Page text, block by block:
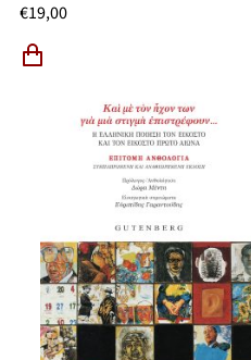
€19,00